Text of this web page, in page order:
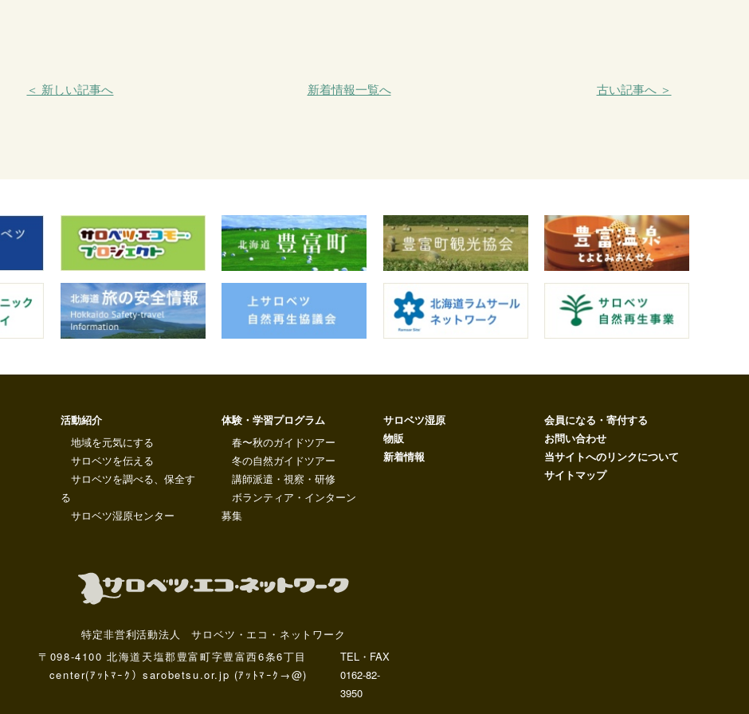
＜ 新しい記事へ 新着情報一覧へ 古い記事へ ＞
活動紹介
地域を元気にする
サロベツを伝える
サロベツを調べる、保全す
る
サロベツ湿原センター
体験・学習プログラム
春〜秋のガイドツアー
冬の自然ガイドツアー
講師派遣・視察・研修
ボランティア・インターン
募集
サロベツ湿原
物販
新着情報
会員になる・寄付する
お問い合わせ
当サイトへのリンクについて
サイトマップ
特定非営利活動法人 サロベツ・エコ・ネットワーク
〒098-4100 北海道天塩郡豊富町字豊富西6条6丁目
center(ｱｯﾄﾏｰｸ）sarobetsu.or.jp (ｱｯﾄﾏｰｸ→@)
TEL・FAX
0162-82-
3950